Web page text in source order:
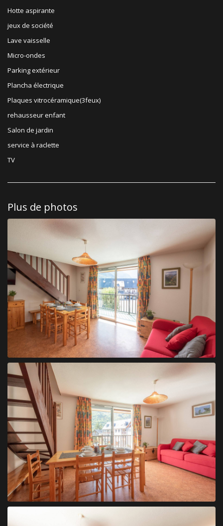
Hotte aspirante
jeux de société
Lave vaisselle
Micro-ondes
Parking extérieur
Plancha électrique
Plaques vitrocéramique(3feux)
rehausseur enfant
Salon de jardin
service à raclette
TV
Plus de photos